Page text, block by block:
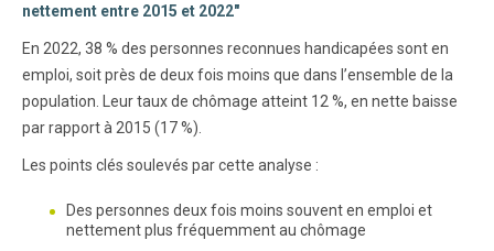
nettement entre 2015 et 2022"
En 2022, 38 % des personnes reconnues handicapées sont en
emploi, soit près de deux fois moins que dans l’ensemble de la
population. Leur taux de chômage atteint 12 %, en nette baisse
par rapport à 2015 (17 %).
Les points clés soulevés par cette analyse :
Des personnes deux fois moins souvent en emploi et
nettement plus fréquemment au chômage